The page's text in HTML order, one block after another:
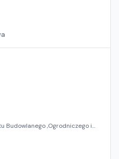
Budowlanego ,Ogrodniczego i